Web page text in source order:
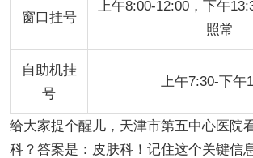
窗口挂号
上午8:00-12:00，下午
照常
自助机挂
号
上午7:30-下午
给大家提个醒儿，天津市第五中心医院
科？答案是：皮肤科！记住这个关键信